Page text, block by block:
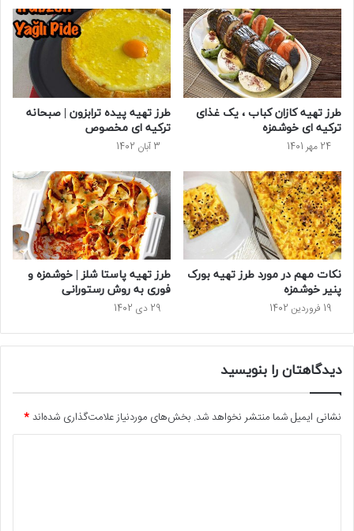
طرز تهیه کازان کباب ، یک غذای
ترکیه ای خوشمزه
24 مهر 1401
طرز تهیه پیده ترابزون | صبحانه
ترکیه ای مخصوص
3 آبان 1402
نکات مهم در مورد طرز تهیه بورک
پنیر خوشمزه
19 فروردین 1402
طرز تهیه پاستا شلز | خوشمزه و
فوری به روش رستورانی
29 دی 1402
دیدگاهتان را بنویسید
نشانی ایمیل شما منتشر نخواهد شد. بخش‌های موردنیاز علامت‌گذاری شده‌اند*